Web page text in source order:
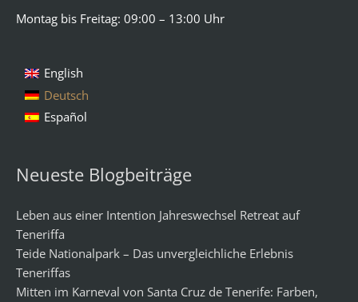
Montag bis Freitag: 09:00 – 13:00 Uhr
English
Deutsch
Español
Neueste Blogbeiträge
Leben aus einer Intention Jahreswechsel Retreat auf
Teneriffa
Teide Nationalpark – Das unvergleichliche Erlebnis
Teneriffas
Mitten im Karneval von Santa Cruz de Tenerife: Farben,